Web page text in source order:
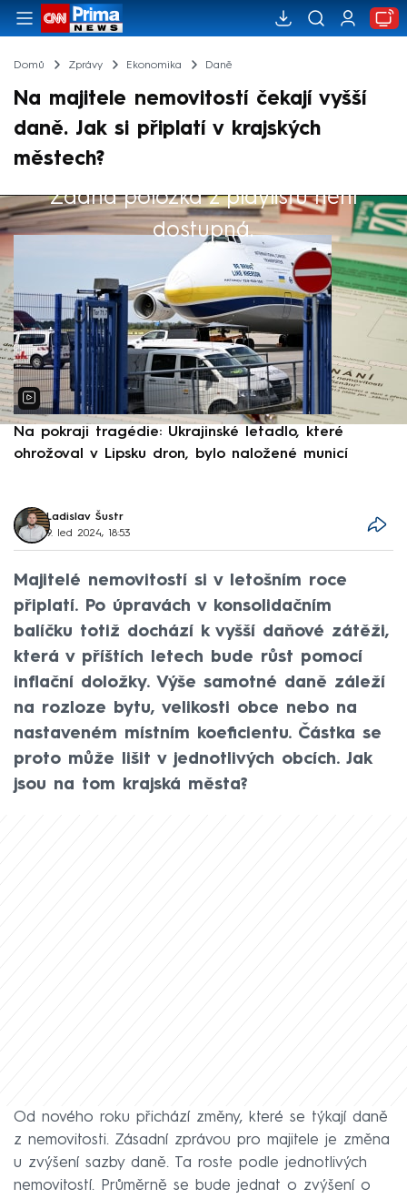
Domů Zprávy Ekonomika Daně
Na majitele nemovitostí čekají vyšší
daně. Jak si připlatí v krajských
městech?
Žádná položka z playlistu není
dostupná.
Výběr redakce
Na pokraji tragédie: Ukrajinské letadlo, které
ohrožoval v Lipsku dron, bylo naložené municí
Ladislav Šustr
9. led 2024, 18:53
Majitelé nemovitostí si v letošním roce
připlatí. Po úpravách v konsolidačním
balíčku totiž dochází k vyšší daňové zátěži,
která v příštích letech bude růst pomocí
inflační doložky. Výše samotné daně záleží
na rozloze bytu, velikosti obce nebo na
nastaveném místním koeficientu. Částka se
proto může lišit v jednotlivých obcích. Jak
jsou na tom krajská města?
Od nového roku přichází změny, které se týkají daně
z nemovitosti. Zásadní zprávou pro majitele je změna
u zvýšení sazby daně. Ta roste podle jednotlivých
nemovitostí. Průměrně se bude jednat o zvýšení o